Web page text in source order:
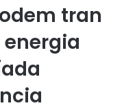
tran